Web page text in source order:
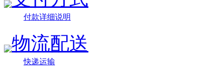
付款详细说明
物流配送
快递运输